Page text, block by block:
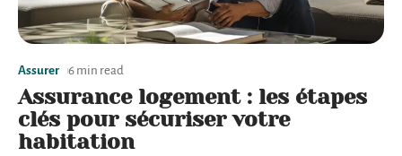
Assurer 6 min read
Assurance logement : les étapes
clés pour sécuriser votre
habitation